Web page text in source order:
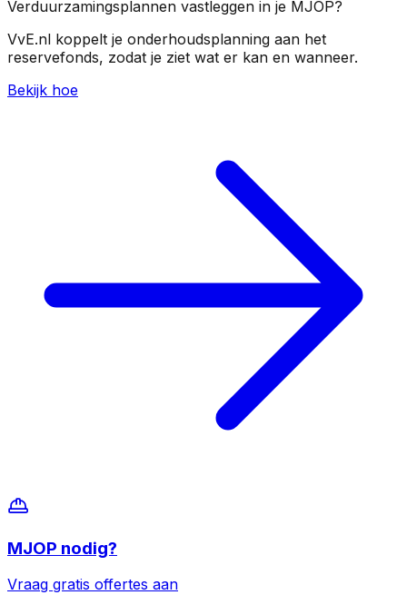
Verduurzamingsplannen vastleggen in je MJOP?
VvE.nl koppelt je onderhoudsplanning aan het
reservefonds, zodat je ziet wat er kan en wanneer.
Bekijk hoe
MJOP nodig?
Vraag gratis offertes aan